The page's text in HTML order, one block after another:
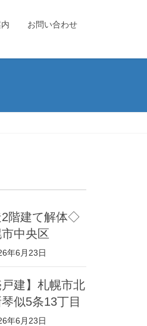
お問い合わせ
2階建て解体◇
中央区
年6月23日
戸建】札幌市北
似5条13丁目
年6月23日